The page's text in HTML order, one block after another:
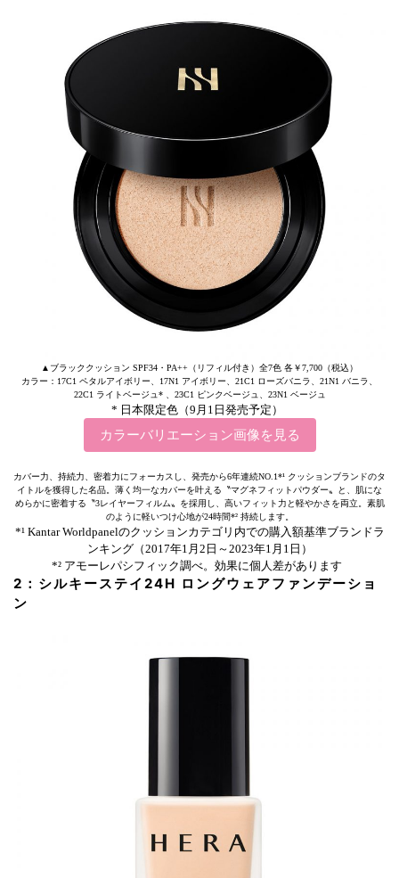
▲ブラッククッション SPF34・PA++（リフィル付き）全7色 各￥7,700（税込）
カラー：17C1 ペタルアイボリー、17N1 アイボリー、21C1 ローズバニラ、21N1 バニラ、
22C1 ライトベージュ* 、23C1 ピンクベージュ、23N1 ベージュ
* 日本限定色（9月1日発売予定）
カラーバリエーション画像を見る
カバー力、持続力、密着力にフォーカスし、発売から6年連続NO.1*¹ クッションブランドのタ
イトルを獲得した名品。薄く均一なカバーを叶える〝マグネフィットパウダー〟と、肌にな
めらかに密着する〝3レイヤーフィルム〟を採用し、高いフィット力と軽やかさを両立。素肌
のように軽いつけ心地が24時間*² 持続します。
*¹ Kantar Worldpanelのクッションカテゴリ内での購入額基準ブランドラ
ンキング（2017年1月2日～2023年1月1日）
*² アモーレパシフィック調べ。効果に個人差があります
2：シルキーステイ24H ロングウェアファンデーショ
ン